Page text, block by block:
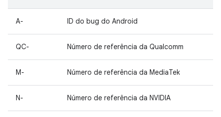
A- ID do bug do Android
QC- Número de referência da Qualcomm
M- Número de referência da MediaTek
N- Número de referência da NVIDIA